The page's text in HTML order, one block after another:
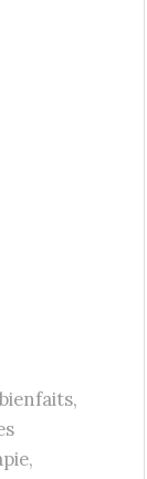
bienfaits,
,